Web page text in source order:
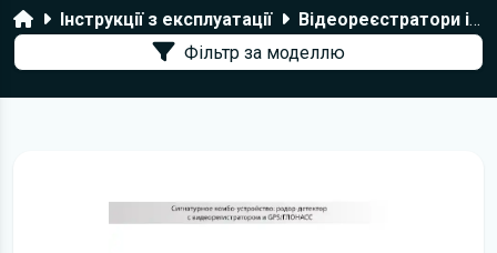
ГоловнаІнструкції з експлуатації
Відеореєстратори iBOX
Фільтр за моделлю